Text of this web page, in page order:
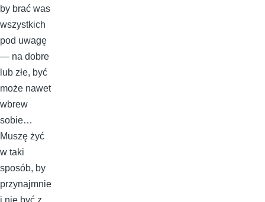
by brać was
wszystkich
pod uwagę
— na dobre
lub złe, być
może nawet
wbrew
sobie…
Muszę żyć
w taki
sposób, by
przynajmnie